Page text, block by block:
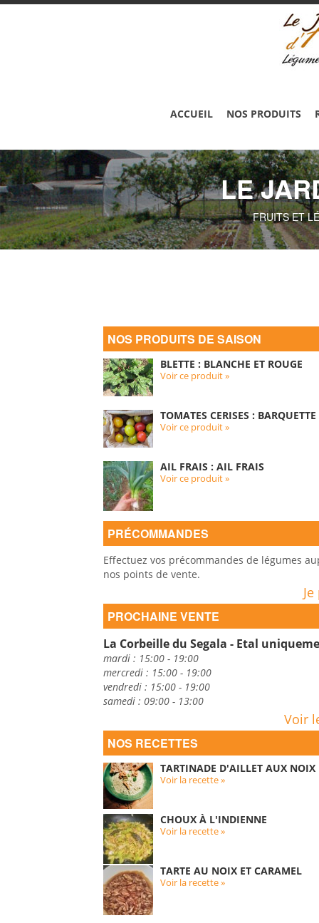
ACCUEIL NOS PRODUITS
LE
FRUITS ET
NOS PRODUITS DE SAISON
BLETTE : BLANCHE ET ROUGE
Voir ce produit »
TOMATES CERISES :
Voir ce produit »
AIL FRAIS : AIL FRAIS
Voir ce produit »
PRÉCOMMANDES
Effectuez vos précommandes de légumes
nos points de vente.
PROCHAINE VENTE
La Corbeille du Segala - Etal
mardi : 15:00 - 19:00
mercredi : 15:00 - 19:00
vendredi : 15:00 - 19:00
samedi : 09:00 - 13:00
Voir
NOS RECETTES
TARTINADE D'AILLET AUX NOIX
Voir la recette »
CHOUX À L'INDIENNE
Voir la recette »
TARTE AU NOIX ET CARAMEL
Voir la recette »